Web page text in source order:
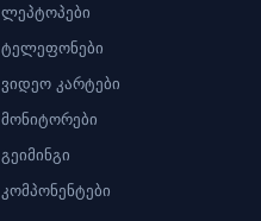
ლეპტოპები
ტელეფონები
ვიდეო კარტები
მონიტორები
გეიმინგი
კომპონენტები